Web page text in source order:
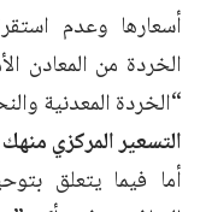
أسعارها وعدم
الخردة من المعادن
“الخردة المعدنية
التسعير المركزي
أما فيما يتعلق